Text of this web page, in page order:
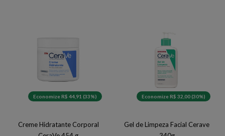
Economize R$ 44,91 (33%)
Creme Hidratante Corporal
Economize R$ 32,00 (30%)
Gel de Limpeza Facial Cerave